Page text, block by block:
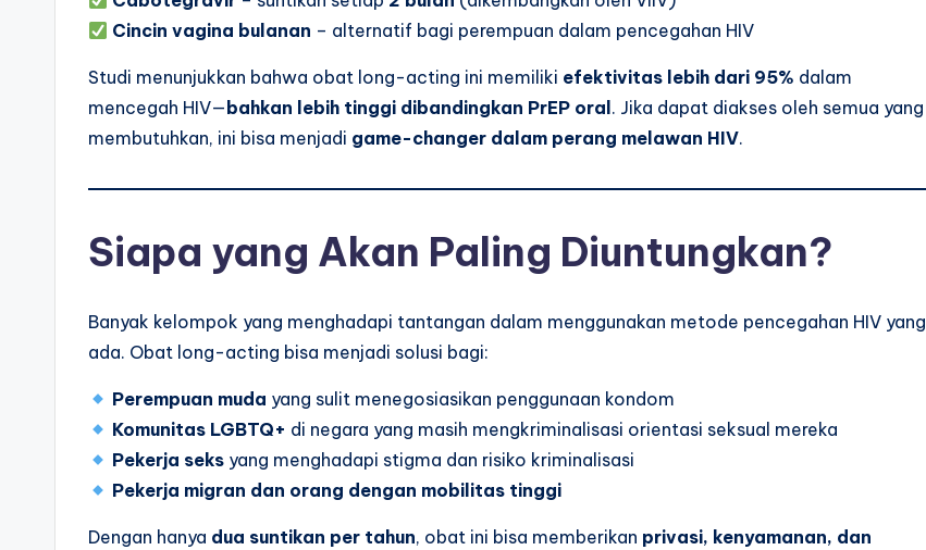
Cincin vagina bulanan – alternatif bagi perempuan dalam pencegahan HIV
Studi menunjukkan bahwa obat long-acting ini memiliki efektivitas lebih dari 95% dalam
mencegah HIV— bahkan lebih tinggi dibandingkan PrEP oral . Jika dapat diakses oleh semua yang
membutuhkan, ini bisa menjadi game-changer dalam perang melawan HIV.
Siapa yang Akan Paling Diuntungkan?
Banyak kelompok yang menghadapi tantangan dalam menggunakan metode pencegahan HIV yang
ada. Obat long-acting bisa menjadi solusi bagi:
Perempuan muda yang sulit menegosiasikan penggunaan kondom
Komunitas LGBTQ+ di negara yang masih mengkriminalisasi orientasi seksual mereka
Pekerja seks yang menghadapi stigma dan risiko kriminalisasi
Pekerja migran dan orang dengan mobilitas tinggi
Dengan hanya dua suntikan per tahun, obat ini bisa memberikan privasi, kenyamanan, dan